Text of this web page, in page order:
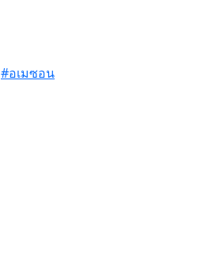
#อเมซอน